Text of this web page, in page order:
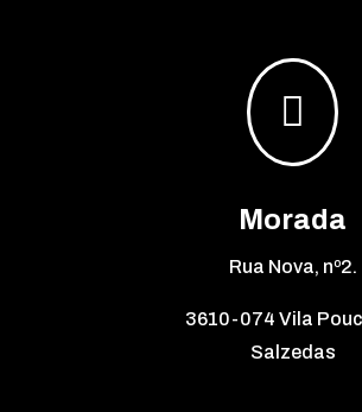

Morada
Rua Nova, nº2.
3610-074 Vila
Salzedas